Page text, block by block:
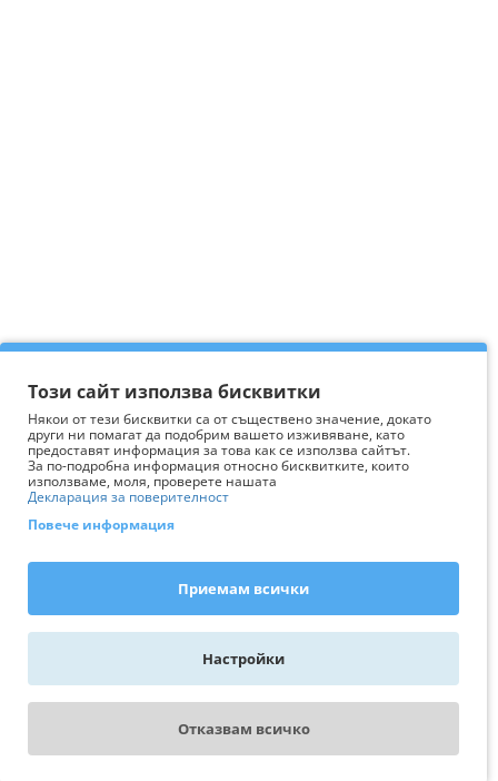
WhatsApp - пиши ни
Този сайт използва бисквитки
Някои от тези бисквитки са от съществено значение, докато
други ни помагат да подобрим вашето изживяване, като
предоставят информация за това как се използва сайтът.
За по-подробна информация относно бисквитките, които
използваме, моля, проверете нашата
Декларация за поверителност
Повече информация
Приемам всички
Настройки
Отказвам всичко